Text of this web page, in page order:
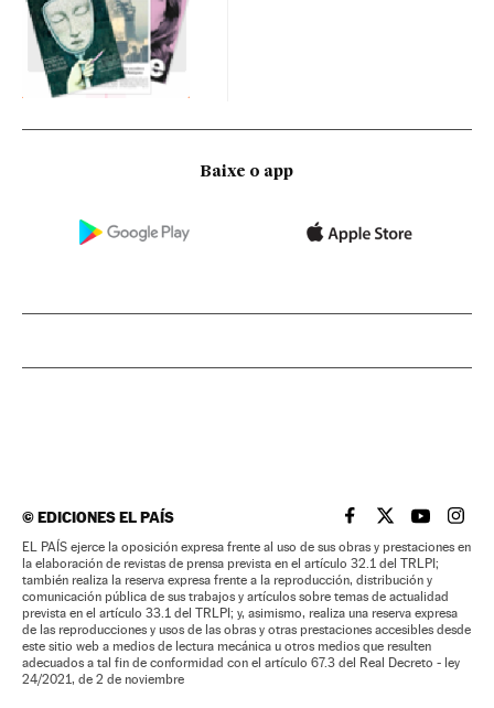
Baixe o app
©EDICIONES EL PAÍS EL PAÍS BRASIL EN
EL PAÍSEL PAÍS
EL
EL PAÍS ejerce la oposición expresa frente al uso de sus obras y prestaciones en
la elaboración de revistas de prensa prevista en el artículo 32.1 del TRLPI;
también realiza la reserva expresa frente a la reproducción, distribución y
comunicación pública de sus trabajos y artículos sobre temas de actualidad
prevista en el artículo 33.1 del TRLPI; y, asimismo, realiza una reserva expresa
de las reproducciones y usos de las obras y otras prestaciones accesibles desde
este sitio web a medios de lectura mecánica u otros medios que resulten
adecuados a tal fin de conformidad con el artículo 67.3 del Real Decreto - ley
24/2021, de 2 de noviembre